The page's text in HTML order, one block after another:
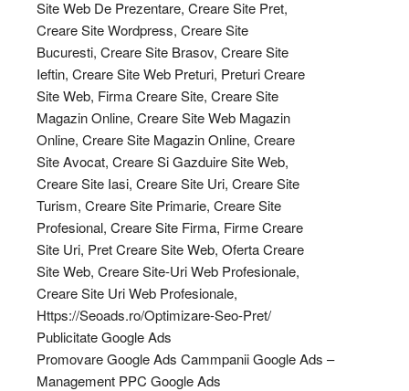
Publicitate Google Ads
Promovare Google Ads Cammpanii Google Ads –
Management PPC Google Ads